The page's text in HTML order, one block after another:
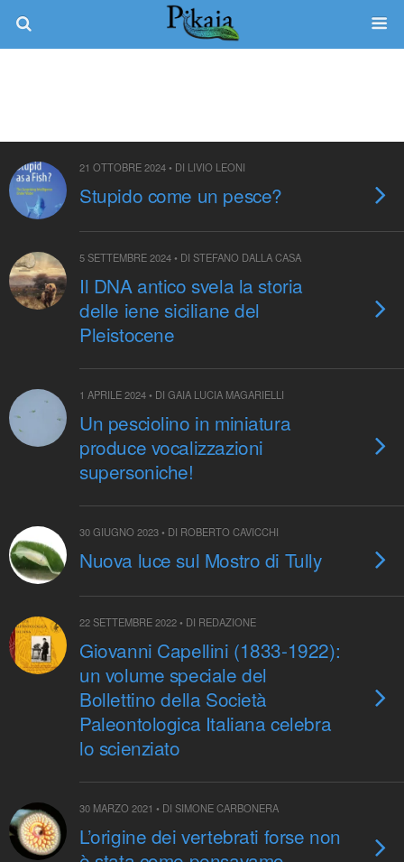
21 OTTOBRE 2024 • DI LIVIO LEONI
Stupido come un pesce?
5 SETTEMBRE 2024 • DI STEFANO DALLA CASA
Il DNA antico svela la storia
delle iene siciliane del
Pleistocene
1 APRILE 2024 • DI GAIA LUCIA MAGARIELLI
Un pesciolino in miniatura
produce vocalizzazioni
supersoniche!
30 GIUGNO 2023 • DI ROBERTO CAVICCHI
Nuova luce sul Mostro di Tully
22 SETTEMBRE 2022 • DI REDAZIONE
Giovanni Capellini (1833-1922):
un volume speciale del
Bollettino della Società
Paleontologica Italiana celebra
lo scienziato
30 MARZO 2021 • DI SIMONE CARBONERA
L’origine dei vertebrati forse non